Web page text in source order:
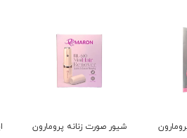
شیور صورت زنانه پرومارون